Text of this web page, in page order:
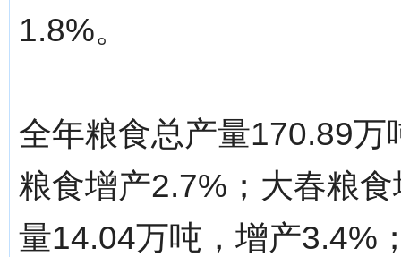
1.8%。
全年粮食总产量170.89
粮食增产2.7%；大春粮
量14.04万吨，增产3.4%